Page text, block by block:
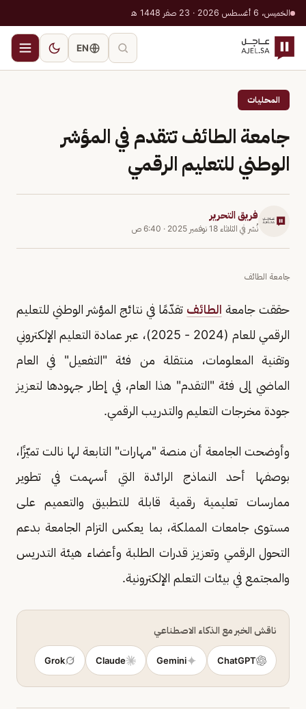
الخميس، 6 أغسطس 2026 · 23 صفر 1448 هـ
EN
المحليات
جامعة الطائف تتقدم في المؤشر
الوطني للتعليم الرقمي
فريق التحرير
نُشر في الثلاثاء 18 نوفمبر 2025 · 6:40 ص
جامعة الطائف
حققت جامعة الطائف تقدّمًا في نتائج المؤشر الوطني للتعليم
الرقمي للعام (2024 - 2025)، عبر عمادة التعليم الإلكتروني
وتقنية المعلومات، منتقلة من فئة "التفعيل" في العام
الماضي إلى فئة "التقدم" هذا العام، في إطار جهودها لتعزيز
جودة مخرجات التعليم والتدريب الرقمي.
وأوضحت الجامعة أن منصة "مهارات" التابعة لها نالت تميّزًا،
بوصفها أحد النماذج الرائدة التي أسهمت في تطوير
ممارسات تعليمية رقمية قابلة للتطبيق والتعميم على
مستوى جامعات المملكة، بما يعكس التزام الجامعة بدعم
التحول الرقمي وتعزيز قدرات الطلبة وأعضاء هيئة التدريس
والمجتمع في بيئات التعلم الإلكترونية.
ناقش الخبر مع الذكاء الاصطناعي
ChatGPT
Gemini
Claude
Grok